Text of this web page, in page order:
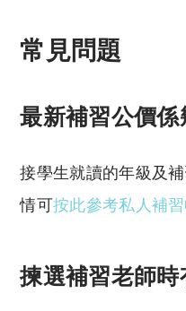
常見問題
最新補習公價係
接學生就讀的年級及
情可按此參考私人補
揀選補習老師時